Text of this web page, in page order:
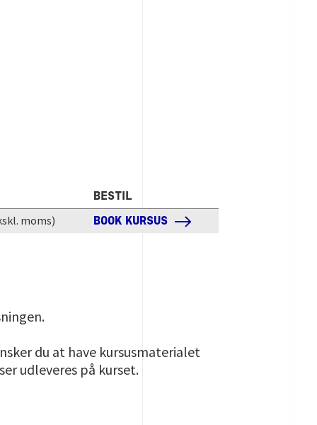
BESTIL
moms) BOOK KURSUS
du at have kursusmaterialet
udleveres på kurset.